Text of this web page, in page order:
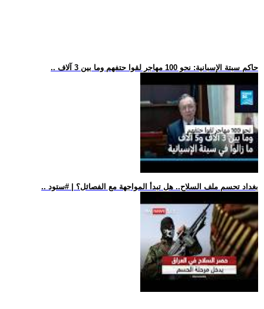
.. حاكم سبتة الإسبانية: نحو 100 مهاجر لقوا حتفهم وما بين 3 آلاف
.. بغداد تحسم ملف السلاح.. هل تبدأ المواجهة مع الفصائل؟ | #ستود